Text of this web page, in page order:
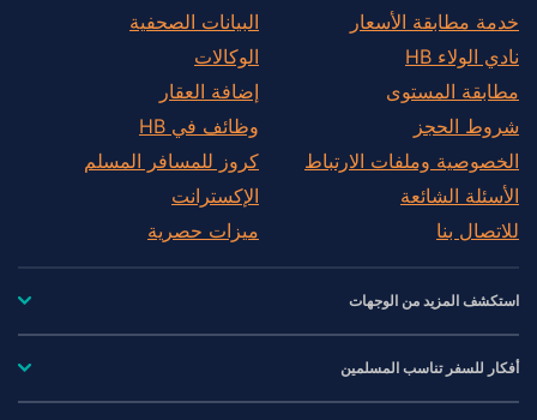
خدمة مطابقة الأسعار
نادي الولاء HB
مطابقة المستوى
شروط الحجز
الخصوصية وملفات الارتباط
الأسئلة الشائعة
للاتصال بنا
البيانات الصحفية
الوكالات
إضافة العقار
وظائف في HB
كروز للمسافر المسلم
الإكسترانت
ميزات حصرية
استكشف المزيد من الوجهات
أفكار للسفر تناسب المسلمين